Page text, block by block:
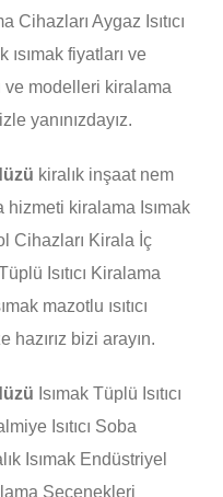
Cihazları Aygaz Isıtıcı
fiyatları ve
ve modelleri kiralama
yanınızdayız.
kiralık inşaat nem
kiralama Isımak
Cihazları Kirala İç
Isıtıcı Kiralama
mazotlu ısıtıcı
bizi arayın.
Isımak Tüplü Isıtıcı
Isıtıcı Soba
Isımak Endüstriyel
Seçenekleri